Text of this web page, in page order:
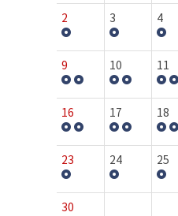
2 3 4
9 10 11
16 17 18
23 24 25
30